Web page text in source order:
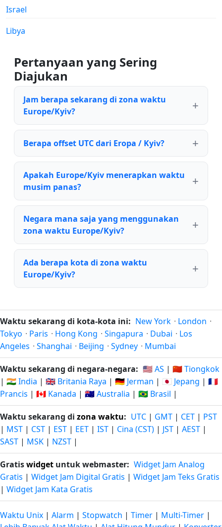
Israel
Libya
Pertanyaan yang Sering
Diajukan
Jam berapa sekarang di zona waktu
Europe/Kyiv?
Berapa offset UTC dari Eropa / Kyiv?
Apakah Europe/Kyiv menerapkan waktu
musim panas?
Negara mana saja yang menggunakan
zona waktu Europe/Kyiv?
Ada berapa kota di zona waktu
Europe/Kyiv?
Waktu sekarang di kota-kota ini: New York · London ·
Tokyo · Paris · Hong Kong · Singapura · Dubai · Los
Angeles · Shanghai · Beijing · Sydney · Mumbai
Waktu sekarang di negara-negara: 🇺🇸 AS | 🇨🇳 Tiongkok
| 🇮🇳 India | 🇬🇧 Britania Raya | 🇩🇪 Jerman | 🇯🇵 Jepang | 🇫🇷
Prancis | 🇨🇦 Kanada | 🇦🇺 Australia | 🇧🇷 Brasil |
Waktu sekarang di zona waktu: UTC | GMT | CET | PST
| MST | CST | EST | EET | IST | Cina (CST) | JST | AEST |
SAST | MSK | NZST |
Gratiswidget untuk webmaster: Widget Jam Analog
Gratis | Widget Jam Digital Gratis | Widget Jam Teks Gratis
| Widget Jam Kata Gratis
Waktu Unix | Alarm | Stopwatch | Timer | Multi-Timer |